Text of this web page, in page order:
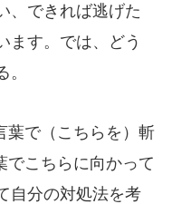
、できれば逃げた
ます。では、どう
葉で（こちらを）斬
でこちらに向かって
自分の対処法を考